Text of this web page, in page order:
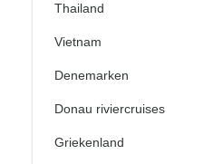
Thailand
Vietnam
Denemarken
Donau riviercruises
Griekenland